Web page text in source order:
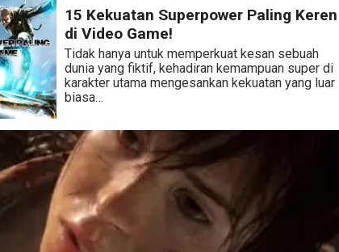
15 Kekuatan Superpower Paling Keren
di Video Game!
Tidak hanya untuk memperkuat kesan sebuah
dunia yang fiktif, kehadiran kemampuan super di
karakter utama mengesankan kekuatan yang luar
biasa…